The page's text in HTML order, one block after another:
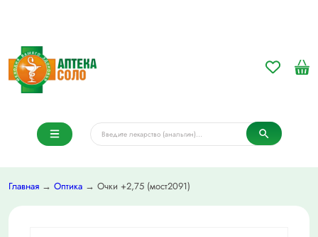
Главная → Оптика → Очки +2,75 (мост2091)